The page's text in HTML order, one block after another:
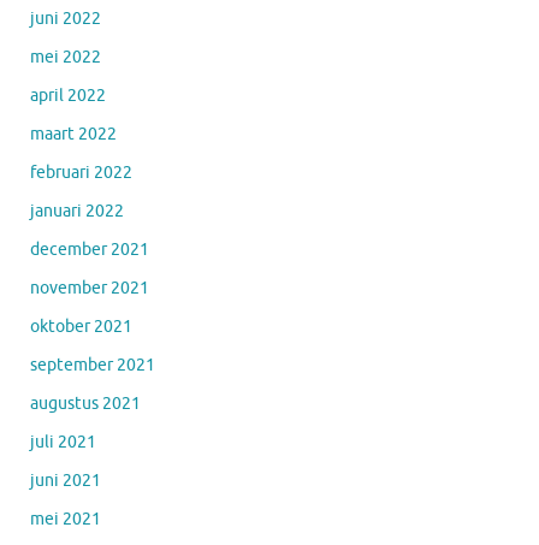
juni 2022
mei 2022
april 2022
maart 2022
februari 2022
januari 2022
december 2021
november 2021
oktober 2021
september 2021
augustus 2021
juli 2021
juni 2021
mei 2021